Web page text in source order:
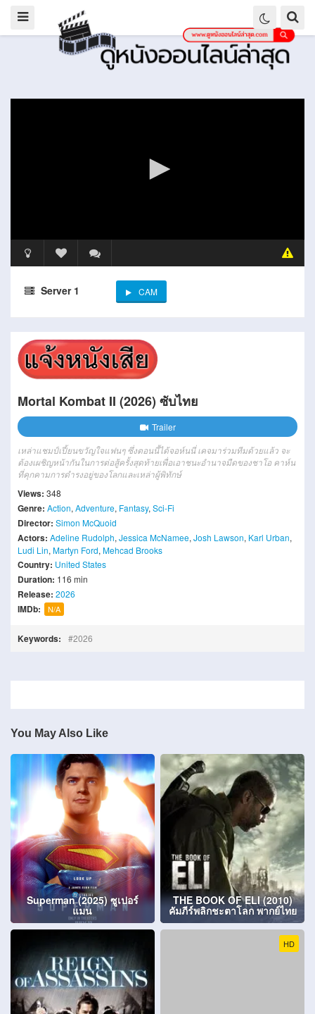
Server 1 CAM
Mortal Kombat II (2026) ซับไทย
Trailer
เหล่าแชมป์เปี้ยนขวัญใจแฟนๆ ซึ่งตอนนี้ได้จอห์นนี่ เคจมาร่วมทีมด้วยแล้ว จะ
ต้องเผชิญหน้ากันในการต่อสู้ครั้งสุดท้ายเพื่อเอาชนะอำนาจมืดของชาโอ คาห์น
ที่คุกคามการดำรงอยู่ของโลกและเหล่าผู้พิทักษ์
Views: 348
Genre: Action, Adventure, Fantasy, Sci-Fi
Director: Simon McQuoid
Actors: Adeline Rudolph, Jessica McNamee, Josh Lawson, Karl Urban,
Ludi Lin, Martyn Ford, Mehcad Brooks
Country: United States
Duration: 116 min
Release: 2026
IMDb: N/A
Keywords: 2026
You May Also Like
Superman (2025) ซูเปอร์
แมน
THE BOOK OF ELI (2010)
คัมภีร์พลิกชะตาโลก พากย์ไทย
HD